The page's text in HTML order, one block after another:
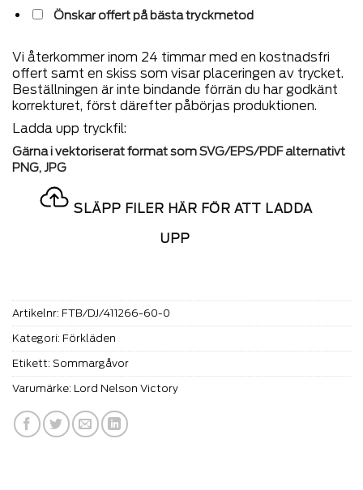
Önskar offert på bästa tryckmetod
Vi återkommer inom 24 timmar med en kostnadsfri
offert samt en skiss som visar placeringen av trycket.
Beställningen är inte bindande förrän du har godkänt
korrekturet, först därefter påbörjas produktionen.
Ladda upp tryckfil:
Gärna i vektoriserat format som SVG/EPS/PDF alternativt
PNG, JPG
SLÄPP FILER HÄR FÖR ATT LADDA
UPP
Artikelnr: FTB/DJ/411266-60-0
Kategori: Förkläden
Etikett: Sommargåvor
Varumärke: Lord Nelson Victory